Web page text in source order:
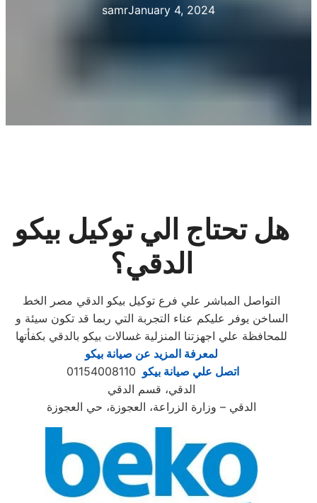
samrJanuary 4, 2024
هل تحتاج الي توكيل بيكو
الدقي؟
التواصل المباشر علي فرع توكيل بيكو الدقي مصر الخط
الساخن يوفر عليكم عناء التجربة التي ربما قد تكون سيئة و
للمحافظة علي اجهزتنا المنزلية غسالات بيكو بالدقي بكفأتها
لمعرفة المزيد عن صيانة بيكو
اتصل علي صيانة بيكو
الدقي، قسم الدقي
الدقي – وزارة الزراعة، العجوزة، حي العجوزة